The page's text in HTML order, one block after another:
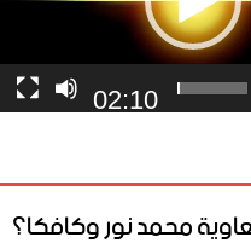
02:10
محمد نور وكافكا؟